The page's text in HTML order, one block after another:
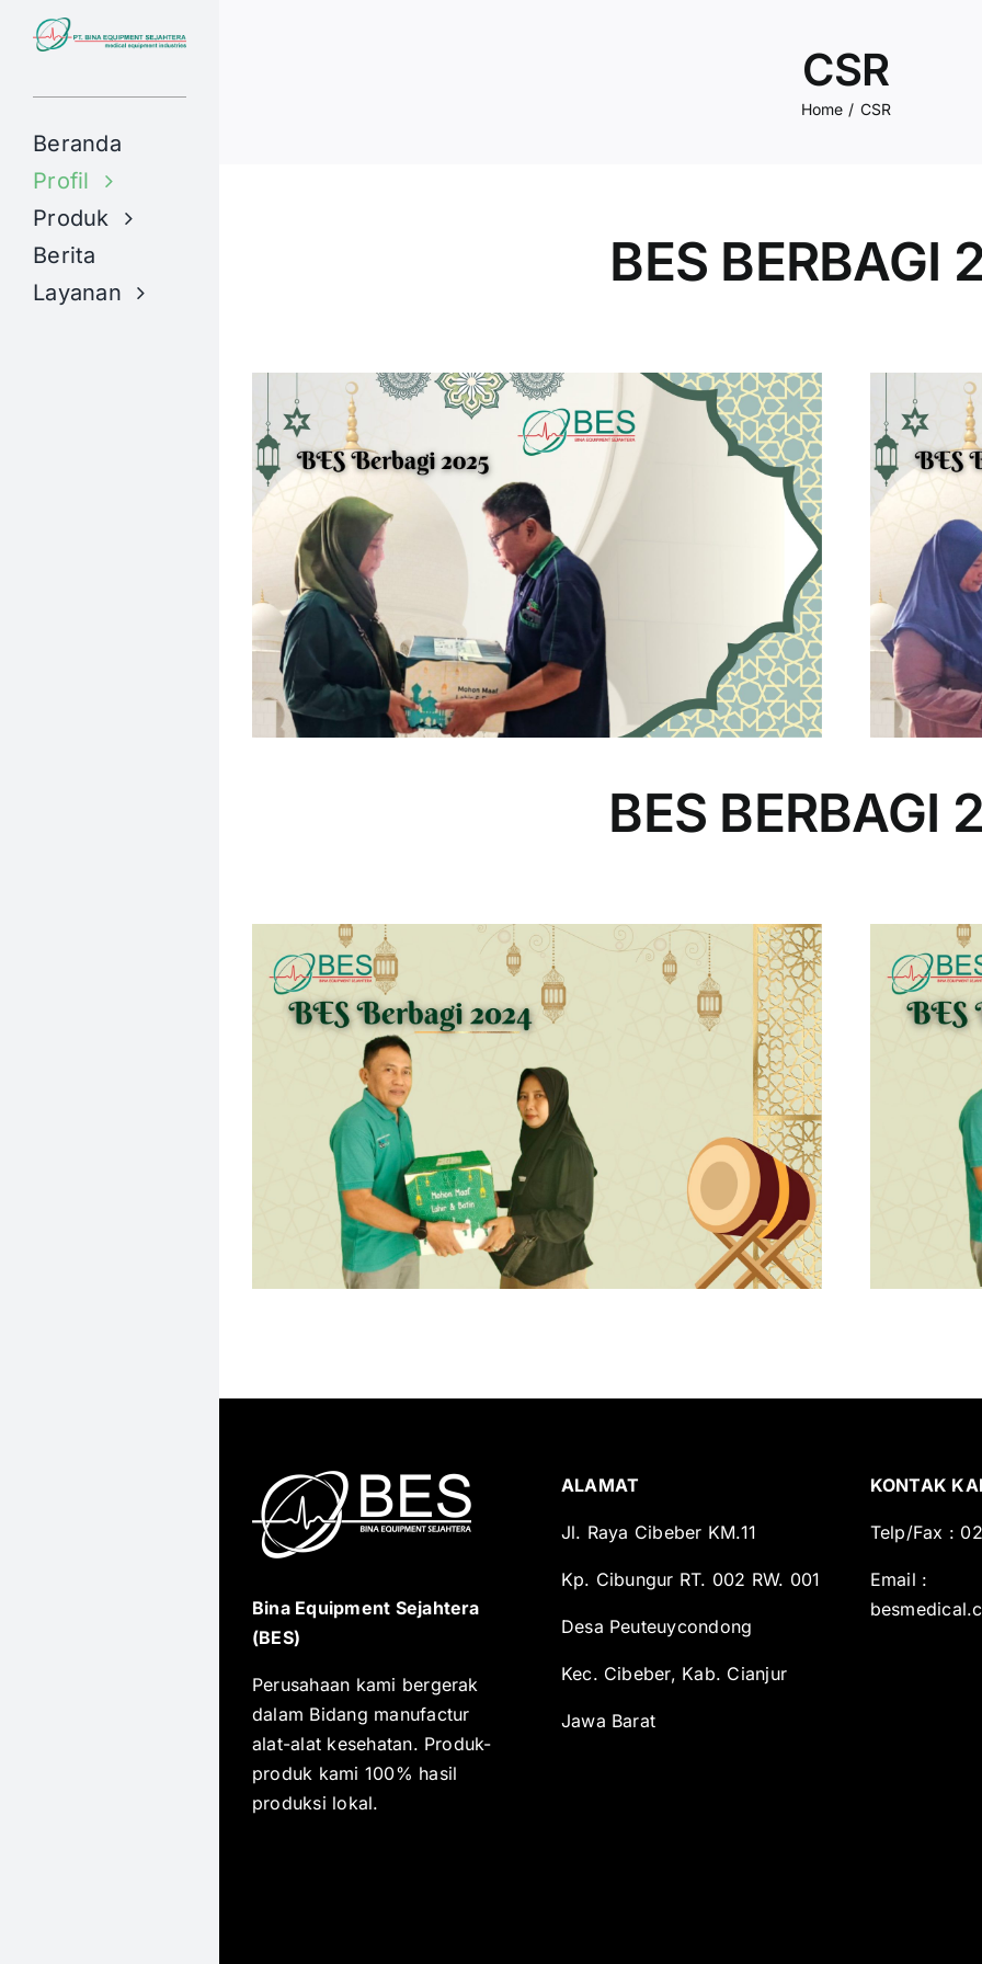
Beranda
Profil
Produk
Berita
Layanan
CSR
Home CSR
BES BERBAGI
BES BERBAGI
Bina Equipment Sejahtera
(BES)
Perusahaan kami bergerak
dalam Bidang manufactur
alat-alat kesehatan. Produk-
produk kami 100% hasil
produksi lokal.
ALAMAT
Jl. Raya Cibeber KM.11
Kp. Cibungur RT. 002 RW. 001
Desa Peuteuycondong
Kec. Cibeber, Kab. Cianjur
Jawa Barat
KONTAK
Telp/Fax :
Email :